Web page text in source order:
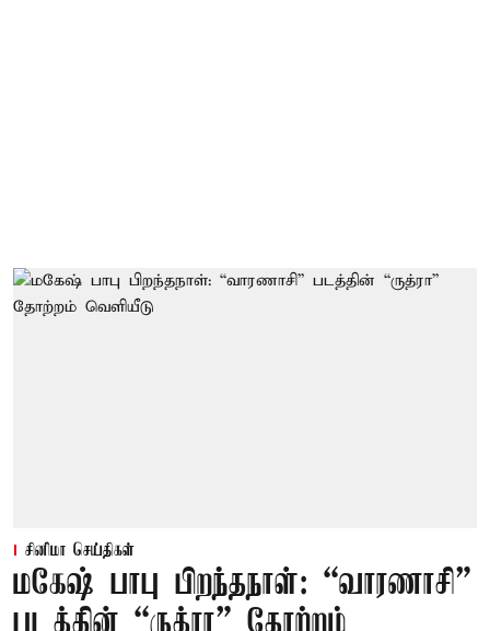
சினிமா செய்திகள்
மகேஷ் பாபு பிறந்தநாள்: “வாரணாசி”